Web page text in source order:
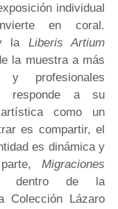
individual
en coral.
la Liberis Artium
la muestra a más
profesionales
responde a su
como un
es compartir, el
es dinámica y
parte,Migraciones
dentro de la
Colección Lázaro